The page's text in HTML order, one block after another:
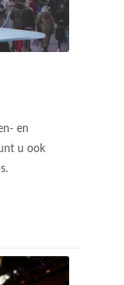
en
u ook